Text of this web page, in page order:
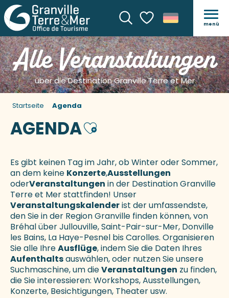
SucheVoir les favoris
menü
Alle Veranstaltungen
über die Destination Granville Terre et Mer
Startseite Agenda
AGENDAAjouter aux favoris
Es gibt keinen Tag im Jahr, ob Winter oder Sommer,
an dem keine Konzerte,Ausstellungen
oderVeranstaltungen in der Destination Granville
Terre et Mer stattfinden! Unser
Veranstaltungskalenderist der umfassendste,
den Sie in der Region Granville finden können, von
Bréhal über Jullouville, Saint-Pair-sur-Mer, Donville
les Bains, La Haye-Pesnel bis Carolles. Organisieren
Sie alle IhreAusflüge, indem Sie die Daten Ihres
Aufenthaltsauswählen, oder nutzen Sie unsere
Suchmaschine, um dieVeranstaltungen zu finden,
die Sie interessieren: Workshops, Ausstellungen,
Konzerte, Besichtigungen, Theater usw.